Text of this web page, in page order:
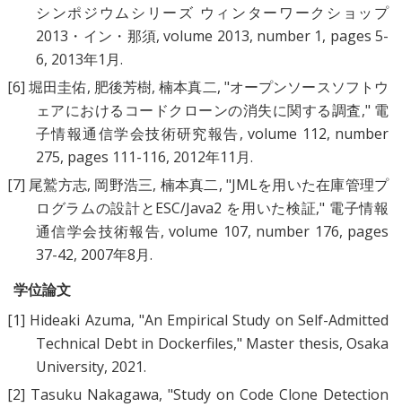
シンポジウムシリーズ ウィンターワークショップ
2013・イン・那須, volume 2013, number 1, pages 5-
6, 2013年1月.
[6] 堀田圭佑, 肥後芳樹, 楠本真二, "オープンソースソフトウ
ェアにおけるコードクローンの消失に関する調査," 電
子情報通信学会技術研究報告, volume 112, number
275, pages 111-116, 2012年11月.
[7] 尾鷲方志, 岡野浩三, 楠本真二, "JMLを用いた在庫管理プ
ログラムの設計とESC/Java2 を用いた検証," 電子情報
通信学会技術報告, volume 107, number 176, pages
37-42, 2007年8月.
学位論文
[1] Hideaki Azuma, "An Empirical Study on Self-Admitted
Technical Debt in Dockerfiles," Master thesis, Osaka
University, 2021.
[2] Tasuku Nakagawa, "Study on Code Clone Detection